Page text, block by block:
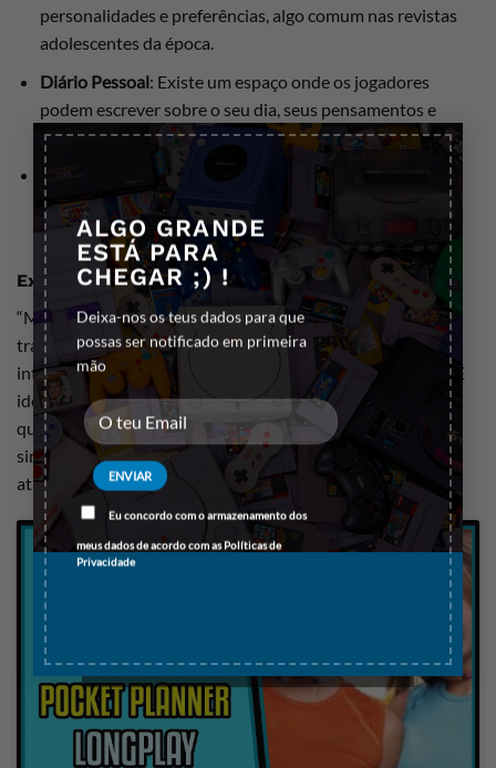
ALGO GRANDE
ESTÁ PARA
CHEGAR ;) !
Deixa-nos os teus dados para que
possas ser notificado em primeira
mão
Eu concordo com o armazenamento dos
meus dados de acordo com asPolíticas de
Privacidade
×
personalidades e preferências, algo comum nas revistas
adolescentes da época.
Diário Pessoal: Existe um espaço onde os jogadores
podem escrever sobre o seu dia, seus pensamentos e
sentimentos, funcionando como um diário digital.
Interface Amigável
: O design e a interface do jogo são
coloridos e amigáveis, com gráficos que apelam para o
público-alvo jovem.
Experiência de Jogo
“Mary-Kate and Ashley Pocket Planner” não é um jogo
tradicional de ação ou aventura, mas sim uma ferramenta
interativa que combina elementos de diversão e utilidade. É
ideal para fãs das gêmeas Olsen e para qualquer jovem que
queira uma forma divertida de se manter organizado. A
simplicidade e o charme do jogo fazem dele uma opção
atraente para crianças e pré-adolescentes da época.
e ativar este conteúdo